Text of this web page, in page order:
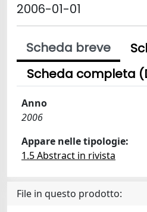
2006-01-01
Scheda breve
Scheda completa
Anno
2006
Appare nelle tipologie:
1.5 Abstract in rivista
File in questo prodotto: